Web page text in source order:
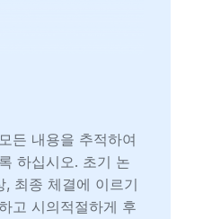
든 내용을 추적하여
하십시오. 초기 논
, 최종 체결에 이르기
고 시의적절하게 후